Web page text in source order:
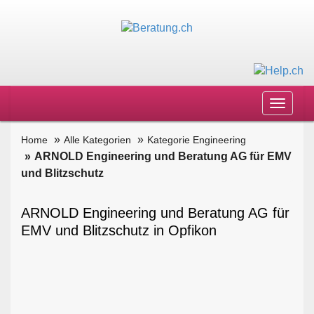
Toggle
Home Alle Kategorien Kategorie Engineering
ARNOLD Engineering und Beratung AG für EMV
und Blitzschutz
ARNOLD Engineering und Beratung AG für
EMV und Blitzschutz in Opfikon